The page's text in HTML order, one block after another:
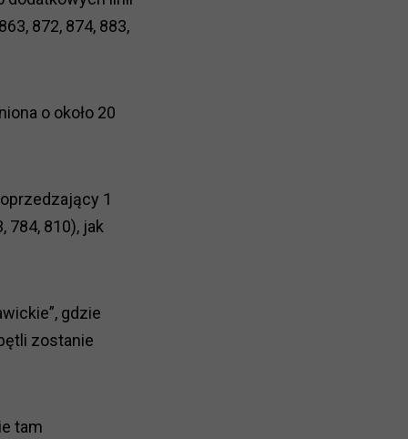
872, 874, 883,
o około 20
1
784, 810), jak
gdzie
zostanie
tam